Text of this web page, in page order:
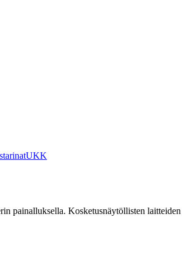
UKK
painalluksella. Kosketusnäytöllisten